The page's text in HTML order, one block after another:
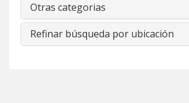
Otras categorias
Refinar búsqueda por ubicación